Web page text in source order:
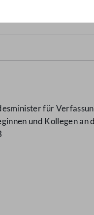
für
und Kollegen